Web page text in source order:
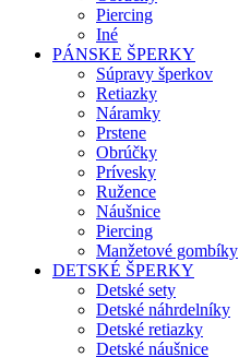
Piercing
Iné
PÁNSKE ŠPERKY
Súpravy šperkov
Retiazky
Náramky
Prstene
Obrúčky
Prívesky
Ružence
Náušnice
Piercing
Manžetové gombíky
DETSKÉ ŠPERKY
Detské sety
Detské náhrdelníky
Detské retiazky
Detské náušnice